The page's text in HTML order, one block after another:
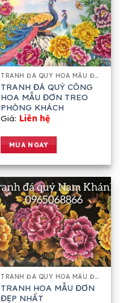
TRANH ĐÁ QUÝ HOA MẪU ĐƠN 3D
TRANH ĐÁ QUÝ CÔNG
HOA MẪU ĐƠN TREO
PHÒNG KHÁCH
Giá: Liên hệ
MUA NGAY
TRANH ĐÁ QUÝ HOA MẪU ĐƠN 3D
TRANH HOA MẪU ĐƠN
ĐẸP NHẤT